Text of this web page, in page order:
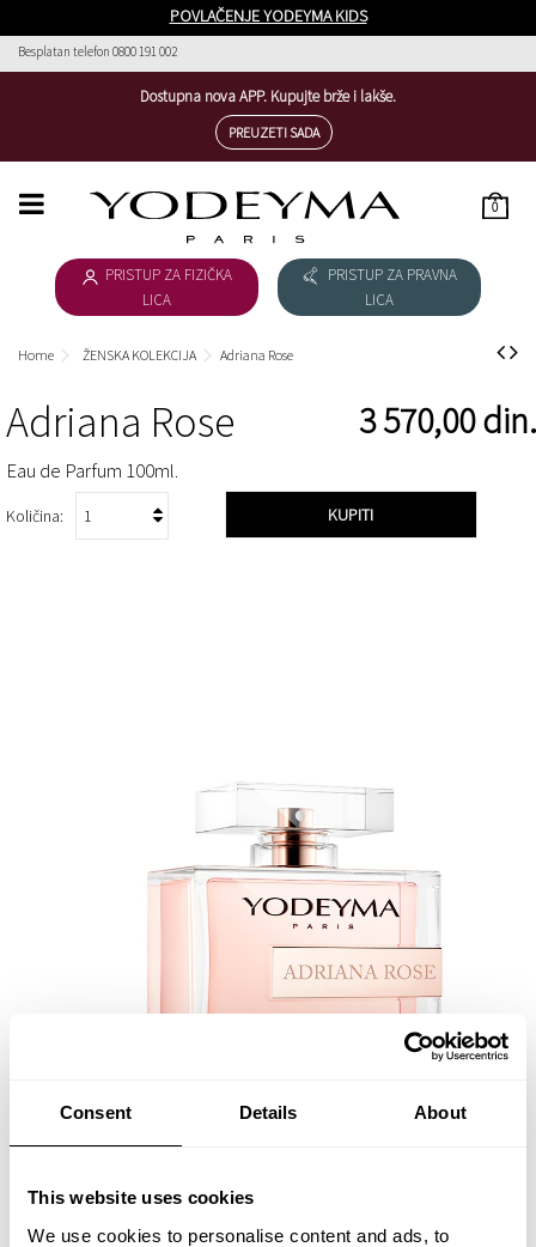
Consent Details About
This website uses cookies
We use cookies to personalise content and ads, to
POVLAČENJE YODEYMA KIDS
Besplatan telefon 0800 191 002
Dostupna nova APP. Kupujte brže i lakše.
PREUZETI SADA
0
PRISTUP ZA FIZIČKA
LICA
PRISTUP ZA PRAVNA
LICA
ŽENSKA KOLEKCIJA
MUŠKA KOLEKCIJA
PREUZETI KATALOG
SLUŽBA ZA KORISNIKE
Home ŽENSKA KOLEKCIJA Adriana Rose
Adriana Rose
Eau de Parfum 100ml.
3 570,00
Količina: KUPITI